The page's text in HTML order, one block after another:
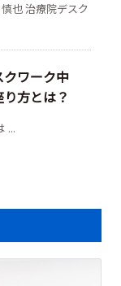
也 治療院デスク
ワーク中
方とは？
...